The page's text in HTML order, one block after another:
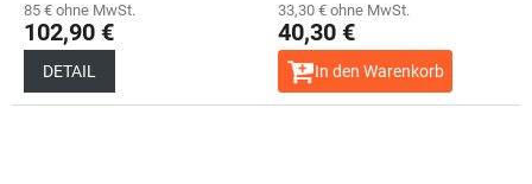
85 € ohne MwSt.
102,90 €
DETAIL
33,30 € ohne MwSt.
40,30 €
In den Warenkorb